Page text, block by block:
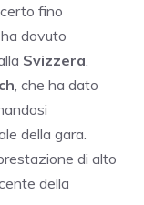
fino
dovuto
Svizzera
, che ha dato
della gara.
di alto
della